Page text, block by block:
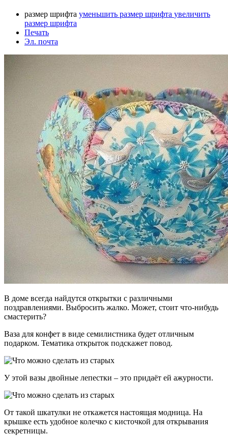
размер шрифта уменьшить размер шрифта увеличить
размер шрифта
Печать
Эл. почта
В доме всегда найдутся открытки с различными
поздравлениями. Выбросить жалко. Может, стоит что-нибудь
смастерить?
Ваза для конфет в виде семилистника будет отличным
подарком. Тематика открыток подскажет повод.
У этой вазы двойные лепестки – это придаёт ей ажурности.
От такой шкатулки не откажется настоящая модница. На
крышке есть удобное колечко с кисточкой для открывания
секретницы.